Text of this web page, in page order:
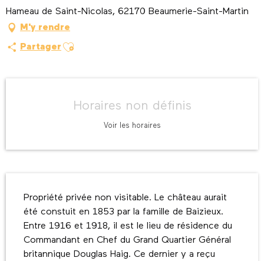
Hameau de Saint-Nicolas, 62170 Beaumerie-Saint-Martin
M'y rendre
Partager Ajouter aux favoris
Horaires non définis
Voir les horaires
Propriété privée non visitable. Le château aurait
été constuit en 1853 par la famille de Baizieux.
Entre 1916 et 1918, il est le lieu de résidence du
Commandant en Chef du Grand Quartier Général
britannique Douglas Haig. Ce dernier y a reçu